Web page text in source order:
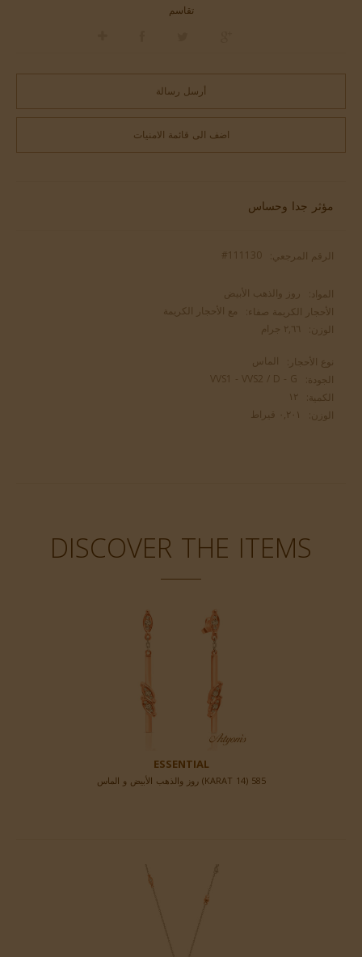
تقاسم
أرسل رسالة
اضف الى قائمة الامنيات
مؤثر جدا وحساس
الرقم المرجعي: #111130
المواد:
روز والذهب الأبيض
الأحجار الكريمة صفاء:
مع الأحجار الكريمة
الوزن:
٢,٦٦ جرام
نوع الأحجار:
الماس
الجودة:
VVS1 - VVS2 / D - G
الكمية:
١٢
الوزن:
٠,٢٠١ قيراط
DISCOVER THE ITEMS
ESSENTIAL
585 (14 KARAT) روز والذهب الأبيض و الماس